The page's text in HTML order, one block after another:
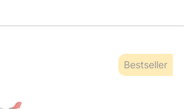
Bestseller